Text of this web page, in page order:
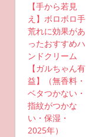
【手から若見
え】ボロボロ手
荒れに効果があ
ったおすすめハ
ンドクリーム
【ガルちゃん有
益】（無香料・
ベタつかない・
指紋がつかな
い・保湿・
2025年）